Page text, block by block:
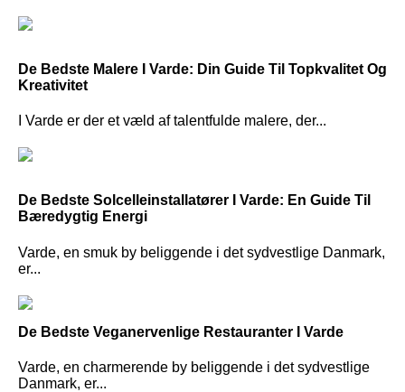
De Bedste Malere I Varde: Din Guide Til Topkvalitet Og
Kreativitet
I Varde er der et væld af talentfulde malere, der...
De Bedste Solcelleinstallatører I Varde: En Guide Til
Bæredygtig Energi
Varde, en smuk by beliggende i det sydvestlige Danmark,
er...
De Bedste Veganervenlige Restauranter I Varde
Varde, en charmerende by beliggende i det sydvestlige
Danmark, er...